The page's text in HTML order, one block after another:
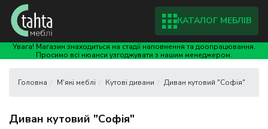
Увага! Магазин знаходиться на стадії наповнення та доопрацювання.
Просимо всі нюанси узгоджувати з нашим менеджером.
КАТАЛОГ МЕБЛІВ
М'які меблі Кутові дивани Диван кутовий "Софія"
Диван кутовий "Софія"